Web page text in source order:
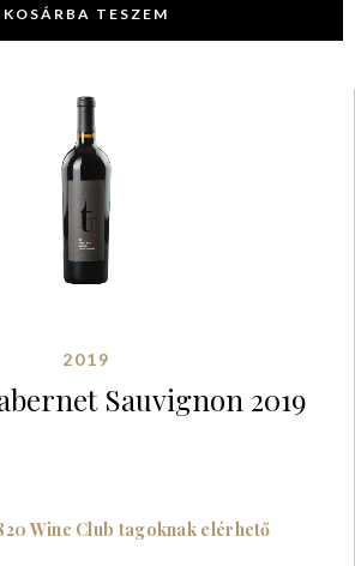
KOSÁRBA TESZEM
2019
Sauvignon 2019
Wine Club tagoknak elérhető